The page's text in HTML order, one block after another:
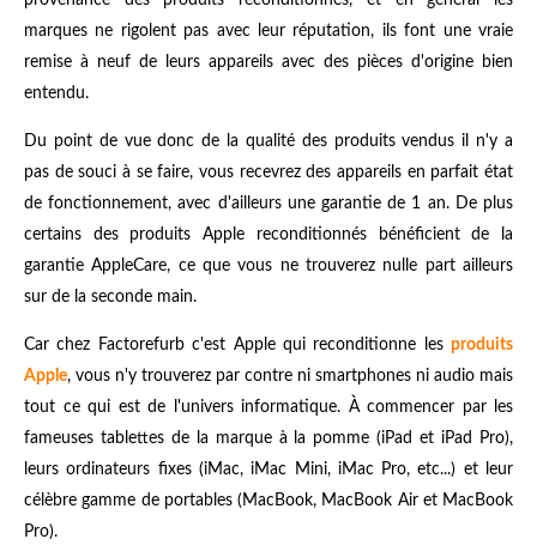
marques ne rigolent pas avec leur réputation, ils font une vraie
remise à neuf de leurs appareils avec des pièces d'origine bien
entendu.
Du point de vue donc de la qualité des produits vendus il n'y a
pas de souci à se faire, vous recevrez des appareils en parfait état
de fonctionnement, avec d'ailleurs une garantie de 1 an. De plus
certains des produits Apple reconditionnés bénéficient de la
garantie AppleCare, ce que vous ne trouverez nulle part ailleurs
sur de la seconde main.
Car chez Factorefurb c'est Apple qui reconditionne les produits
Apple, vous n'y trouverez par contre ni smartphones ni audio mais
tout ce qui est de l'univers informatique. À commencer par les
fameuses tablettes de la marque à la pomme (iPad et iPad Pro),
leurs ordinateurs fixes (iMac, iMac Mini, iMac Pro, etc...) et leur
célèbre gamme de portables (MacBook, MacBook Air et MacBook
Pro).